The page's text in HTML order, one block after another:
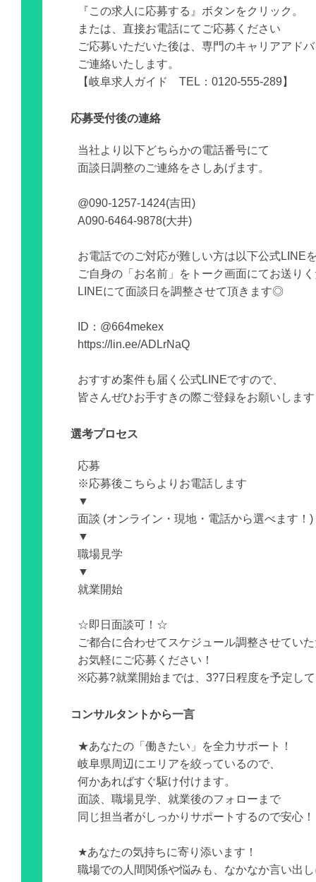
『この求人に応募する』ボタンをクリック。
または、直接お電話にてご応募ください
ご応募いただいた後は、専門のキャリアアド
ご連絡いたします。
【岐阜求人ガイド TEL：0120-555-289】
応募受付後の連絡
当社より以下どちらかの電話番号にて
面談日調整のご連絡をさしあげます。
@090-1257-1424(吉田)
A090-6464-9878(大井)
お電話でのご対応が難しい方は以下公式LINE
ご自身の「お名前」をトーク画面にてお送り
LINEにて面談日を調整させて頂きます◎
ID：@664mekex
https://lin.ee/ADLrNaQ
おすすめ案件も届く公式LINEですので、
皆さんぜひお手すきの際ご登録をお願いしま
選考プロセス
応募
※応募後こちらよりお電話します
▼
面談 (オンライン・現地・電話から選べます！)
▼
職場見学
▼
就業開始
☆即日面談可！☆
ご都合に合わせてスケジュール調整させてい
お気軽にご応募ください！
※応募?就業開始までは、3?7日程度を予定し
コンサルタントから一言
★あなたの「働きたい」を全力サポート！
岐阜県周辺にエリアを絞っているので、
何かあればすぐ駆け付けます。
面談、職場見学、就業後のフォローまで
同じ担当者がしっかりサポートするので安心！
★あなたの気持ちに寄り添います！
職場での人間関係や悩みも、なかなか言い出